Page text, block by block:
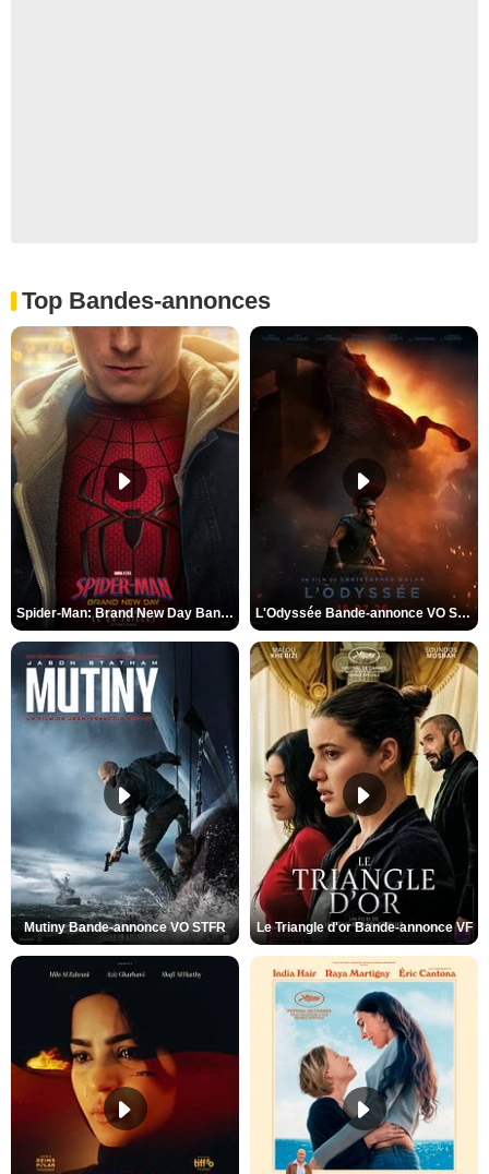
Top Bandes-annonces
Spider-Man: Brand New Day Bande-annonce VO STFR L'Odyssée Bande-annonce VO STFR
Mutiny Bande-annonce VO STFR Le Triangle d'or Bande-annonce VF